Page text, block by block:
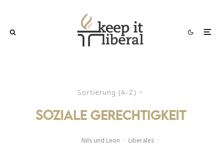
Sortierung (A-Z)
soziale gerechtigkeit
Nils und Leon · Liberales ·